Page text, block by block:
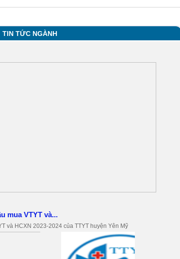
TIN TỨC NGÀNH
mua VTYT và...
và HCXN 2023-2024 của TTYT huyện Yên Mỹ